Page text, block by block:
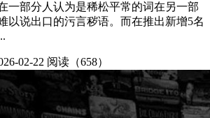
一部分人认为是稀松平常的词在另一部
以说出口的污言秽语。而在推出新增5名
02-22 阅读（658）